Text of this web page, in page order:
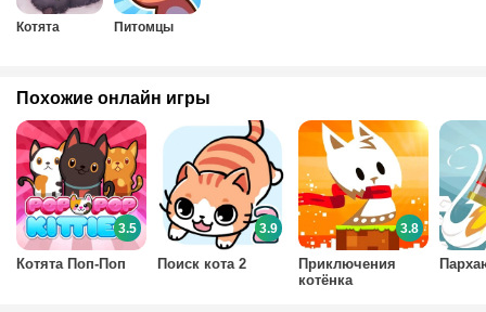
Котята Питомцы
Похожие онлайн игры
Котята Поп-Поп
3.5
Поиск кота 2
3.9
Приключения
котёнка
3.8